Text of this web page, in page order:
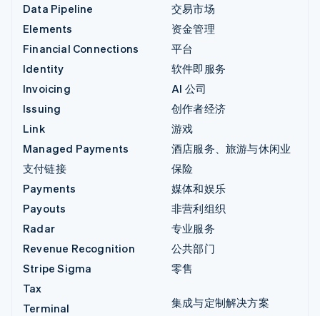
Data Pipeline
Elements
Financial Connections
Identity
Invoicing
Issuing
Link
Managed Payments
支付链接
Payments
Payouts
Radar
Revenue Recognition
Stripe Sigma
Tax
Terminal
交易市场
资金管理
平台
软件即服务
AI 公司
创作者经济
游戏
酒店服务、旅游与休闲业
保险
媒体和娱乐
非营利组织
专业服务
公共部门
零售
集成与定制解决方案